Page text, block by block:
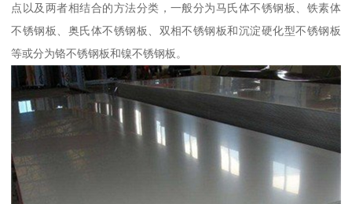
点以及两者相结合的方法分类，一般分为马氏体不锈钢板、铁素体
不锈钢板、奥氏体不锈钢板、双相不锈钢板和沉淀硬化型不锈钢板
等或分为铬不锈钢板和镍不锈钢板。